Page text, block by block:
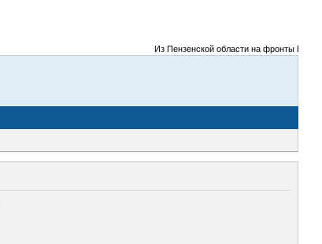
Из Пензенской области на фронты